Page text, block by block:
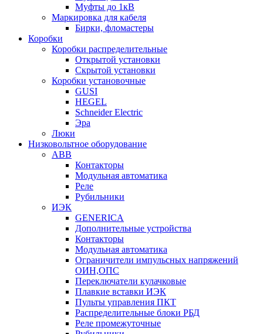
Муфты до 1кВ
Маркировка для кабеля
Бирки, фломастеры
Коробки
Коробки распределительные
Открытой установки
Скрытой установки
Коробки установочные
GUSI
HEGEL
Schneider Electric
Эра
Люки
Низковольтное оборудование
ABB
Контакторы
Модульная автоматика
Реле
Рубильники
ИЭК
GENERICA
Дополнительные устройства
Контакторы
Модульная автоматика
Ограничители импульсных напряжений
ОИН,ОПС
Переключатели кулачковые
Плавкие вставки ИЭК
Пульты управления ПКТ
Распределительные блоки РБД
Реле промежуточные